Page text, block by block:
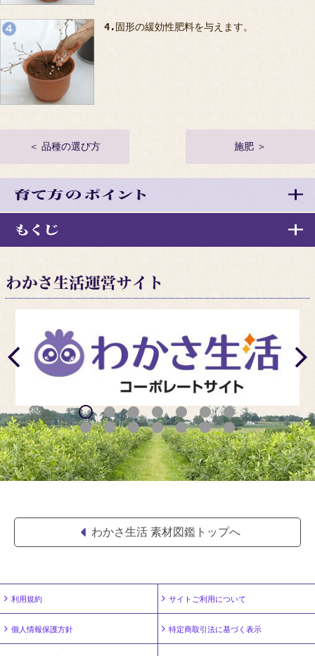
4. 固形の緩効性肥料を与えます。
＜ 品種の選び方 施肥 ＞
わかさ生活 素材図鑑トップへ
利用規約 サイトご利用について
個人情報保護方針 特定商取引法に基づく表示